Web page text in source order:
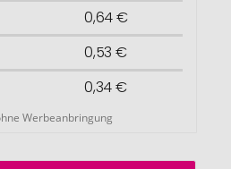
0,64 €
0,53 €
0,34 €
Werbeanbringung